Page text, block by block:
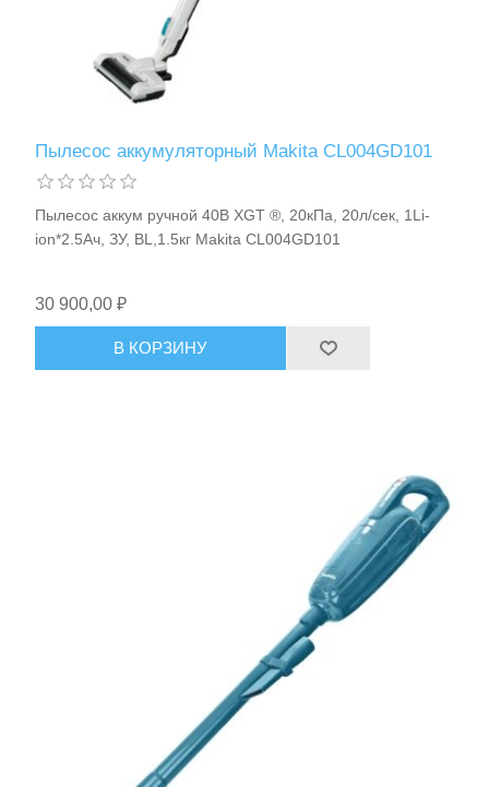
Пылесос аккумуляторный Makita CL004GD101
Пылесос аккум ручной 40В XGT ®, 20кПа, 20л/сек, 1Li-
ion*2.5Aч, ЗУ, BL,1.5кг Makita CL004GD101
30 900,00 ₽
В КОРЗИНУ